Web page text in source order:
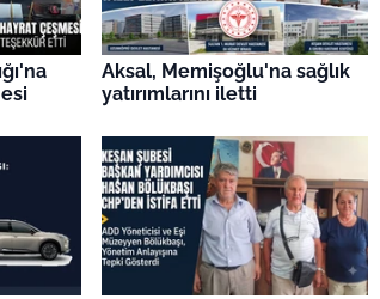
Aksal, Memişoğlu'na sağlık
yatırımlarını iletti